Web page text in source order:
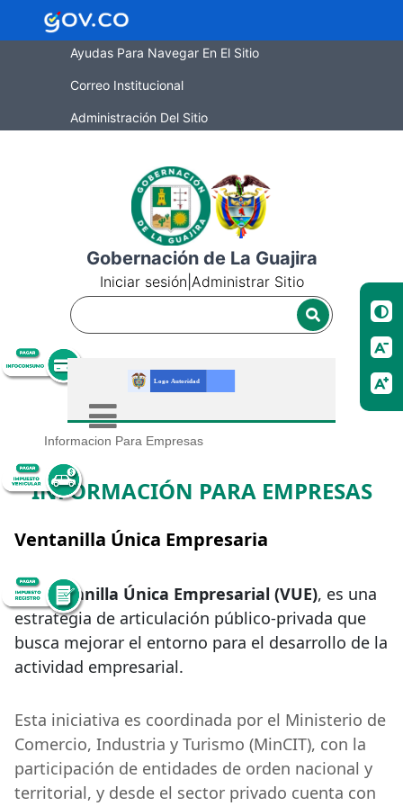
Ayudas Para Navegar En El Sitio
Correo Institucional
Administración Del Sitio
Gobernación de La Guajira
Iniciar sesión Administrar Sitio
Informacion Para Empresas
INFORMACIÓN PARA EMPRESAS
Ventanilla Única Empresaria
LaVentanilla Única Empresarial (VUE), es una
estrategia de articulación público-privada que
busca mejorar el entorno para el desarrollo de la
actividad empresarial.
Esta iniciativa es coordinada por el Ministerio de
Comercio, Industria y Turismo (MinCIT), con la
participación de entidades de orden nacional y
territorial, y desde el sector privado cuenta con